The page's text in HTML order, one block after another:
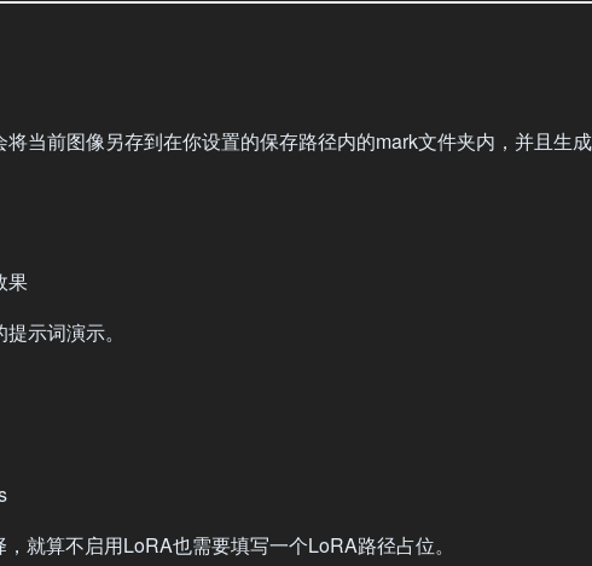
当前图像另存到在你设置的保存路径内的mark文件夹内，并且生
果
示词演示。
就算不启用LoRA也需要填写一个LoRA路径占位。